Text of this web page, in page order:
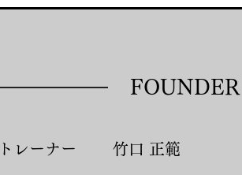
FOUNDER
トレーナー 竹口 正範